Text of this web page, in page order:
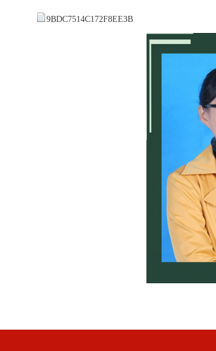
9BDC7514C172F8EE3B